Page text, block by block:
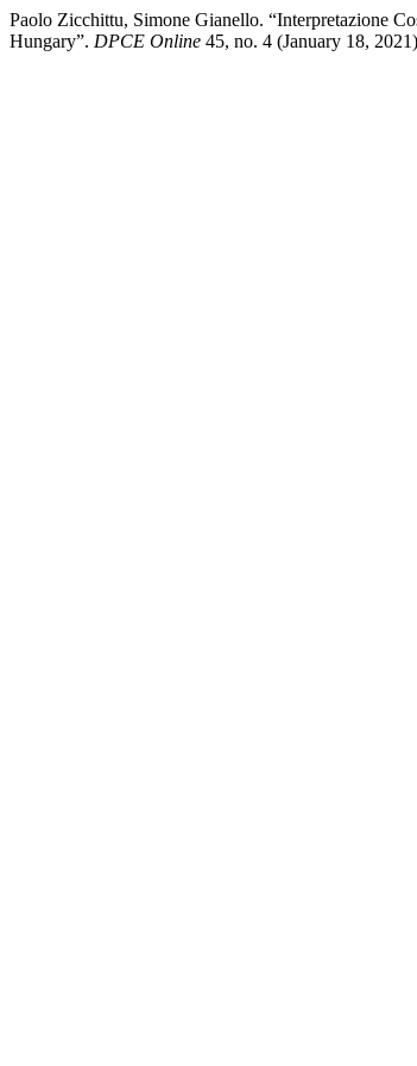
Paolo Zicchittu, Simone Gianello. “Interpretazione
Hungary”. DPCE Online 45, no. 4 (January 18,